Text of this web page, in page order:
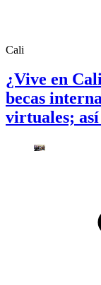
Cali
¿Vive en
becas
virtuales; así